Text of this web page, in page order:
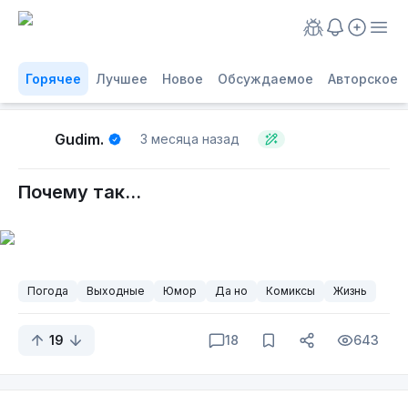
Горячее Лучшее Новое Обсуждаемое Авторское
Gudim. 3 месяца назад
Почему так...
Погода Выходные Юмор Да но Комиксы Жизнь
19 18 643